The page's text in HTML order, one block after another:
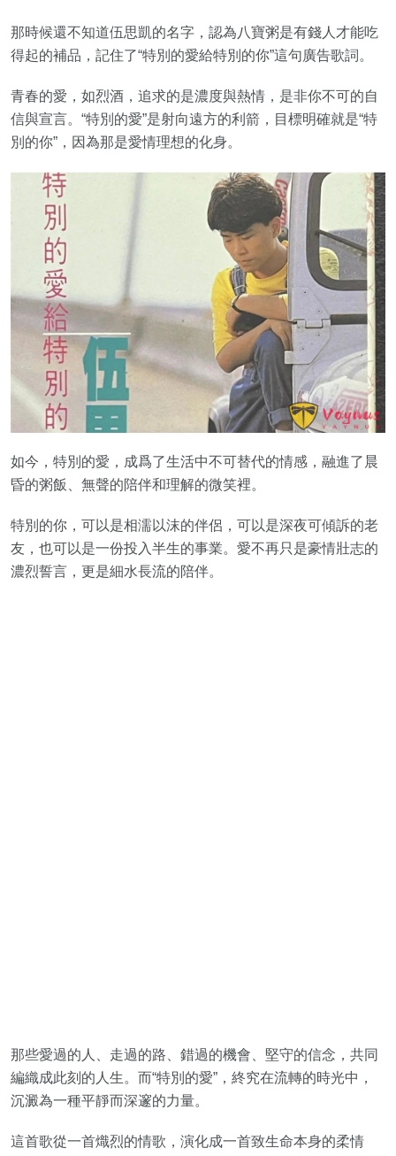
那時候還不知道伍思凱的名字，認為八寶粥是有錢人才能吃
得起的補品，記住了“特別的愛給特別的你”這句廣告歌詞。
青春的愛，如烈酒，追求的是濃度與熱情，是非你不可的自
信與宣言。“特別的愛”是射向遠方的利箭，目標明確就是“特
別的你”，因為那是愛情理想的化身。
如今，特別的愛，成爲了生活中不可替代的情感，融進了晨
昏的粥飯、無聲的陪伴和理解的微笑裡。
特別的你，可以是相濡以沫的伴侶，可以是深夜可傾訴的老
友，也可以是一份投入半生的事業。愛不再只是豪情壯志的
濃烈誓言，更是細水長流的陪伴。
那些愛過的人、走過的路、錯過的機會、堅守的信念，共同
編織成此刻的人生。而“特別的愛”，終究在流轉的時光中，
沉澱為一種平靜而深邃的力量。
這首歌從一首熾烈的情歌，演化成一首致生命本身的柔情